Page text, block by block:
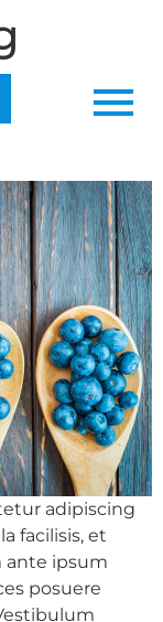
adipiscing
facilisis, et
ante ipsum
posuere